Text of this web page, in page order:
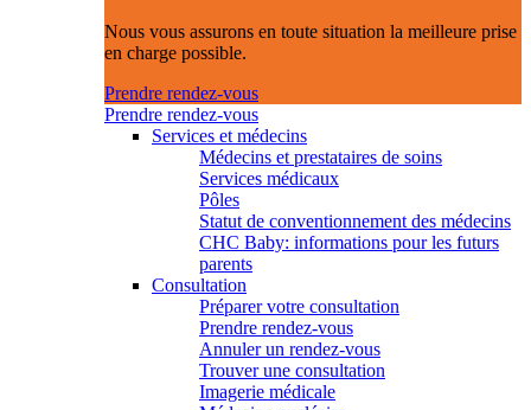
Nous vous assurons en toute situation la meilleure prise
en charge possible.
Prendre rendez-vous
Prendre rendez-vous
Services et médecins
Médecins et prestataires de soins
Services médicaux
Pôles
Statut de conventionnement des médecins
CHC Baby: informations pour les futurs
parents
Consultation
Préparer votre consultation
Prendre rendez-vous
Annuler un rendez-vous
Trouver une consultation
Imagerie médicale